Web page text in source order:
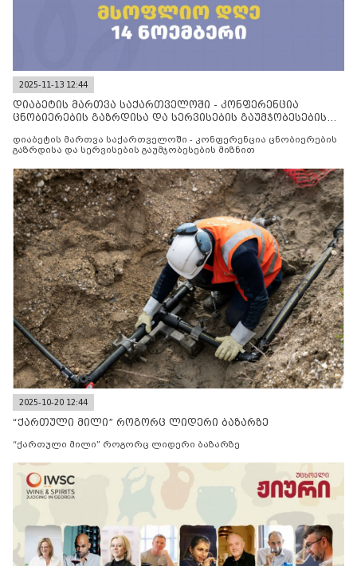
2025-11-13 12:44
დიაბეტის მართვა საქართველოში - კონფერენცია
ცნობიერების გაზრდისა და სერვისების გაუმჯობესების
დიაბეტის მართვა საქართველოში - კონფერენცია ცნობიერების
გაზრდისა და სერვისების გაუმჯობესების მიზნით
2025-10-20 12:44
“ქართული მილი” როგორც ლიდერი ბაზარზე
“ქართული მილი” როგორც ლიდერი ბაზარზე